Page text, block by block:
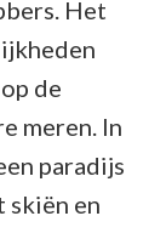
Het
de
meren. In
paradijs
en